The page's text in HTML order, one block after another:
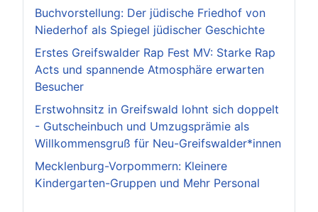
Buchvorstellung: Der jüdische Friedhof von
Niederhof als Spiegel jüdischer Geschichte
Erstes Greifswalder Rap Fest MV: Starke Rap
Acts und spannende Atmosphäre erwarten
Besucher
Erstwohnsitz in Greifswald lohnt sich doppelt
- Gutscheinbuch und Umzugsprämie als
Willkommensgruß für Neu-Greifswalder*innen
Mecklenburg-Vorpommern: Kleinere
Kindergarten-Gruppen und Mehr Personal